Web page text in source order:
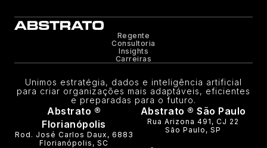
Regente
Consultoria
Insights
Carreiras
Unimos estratégia, dados e inteligência artificial
para criar organizações mais adaptáveis, eficientes
e preparadas para o futuro.
Abstrato ®
Florianópolis
Rod. José Carlos Daux, 6883
Florianópolis, SC
Abstrato ® São Paulo
Rua Arizona 491, CJ 22
São Paulo, SP